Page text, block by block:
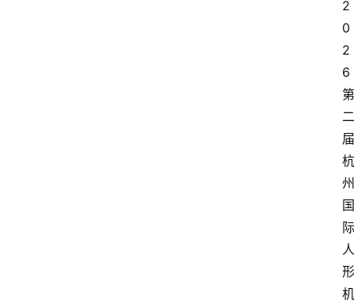
2
0
2
6
第
二
届
杭
州
国
际
人
形
机